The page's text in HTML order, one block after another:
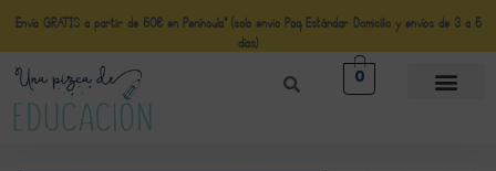
Envío GRATIS a partir de 50€ en Península* (solo envio Paq Estándar Domicilio y envíos de 3 a 5
días)
0